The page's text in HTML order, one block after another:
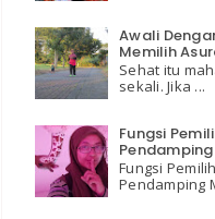
Awali
Memilih
Sehat itu
sekali. Jika ...
Fungsi
Fungsi
Pendamping